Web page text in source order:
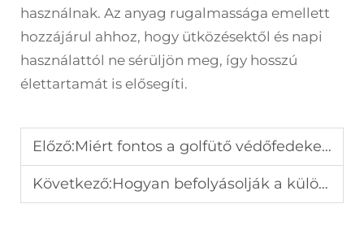
használnak. Az anyag rugalmassága emellett
hozzájárul ahhoz, hogy ütközésektől és napi
használattól ne sérüljön meg, így hosszú
élettartamát is elősegíti.
Előző:Miért fontos a golfütő védőfedeke az ütők védelmében?
Következő:Hogyan befolyásolják a különböző anyagok a golfütők teljesítményét?